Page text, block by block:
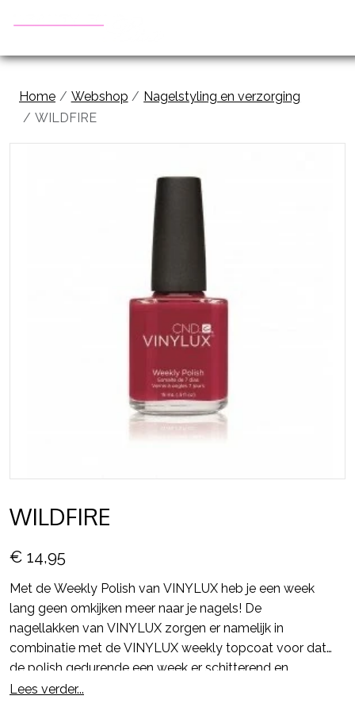
Home Webshop
Nagelstyling en verzorging
WILDFIRE
WILDFIRE
€ 14,95
Met de Weekly Polish van VINYLUX heb je een week
lang geen omkijken meer naar je nagels! De
nagellakken van VINYLUX zorgen er namelijk in
combinatie met de VINYLUX weekly topcoat voor dat
de polish gedurende een week er schitterend en
glanzend uit blijft zien en alsmaar sterker wordt.
Lees verder...